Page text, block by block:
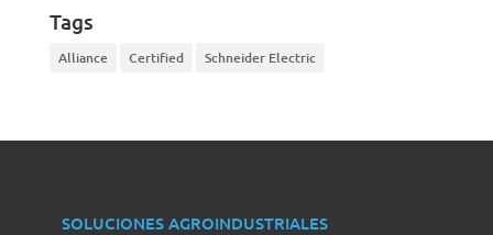
Tags
Alliance Certified Schneider Electric
SOLUCIONES AGROINDUSTRIALES